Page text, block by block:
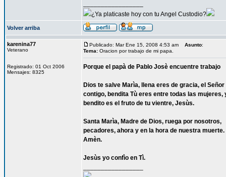
¿Ya platicaste hoy con tu Angel Custodio?
Volver arriba
karenina77
Veterano
Registrado: 01 Oct 2006
Mensajes: 8325
Publicado: Mar Ene 15, 2008 4:53 am Asunto:
Tema: Oracion por trabajo de mi papa.
Porque el papà de Pablo Josè encuentre trabajo
Dios te salve Marìa, llena eres de gracia, el Señor
contigo, bendita Tù eres entre todas las mujeres,
bendito es el fruto de tu vientre, Jesùs.
Santa Marìa, Madre de Dios, ruega por nosotros,
pecadores, ahora y en la hora de nuestra muerte.
Amèn.
Jesùs yo confìo en Tì.